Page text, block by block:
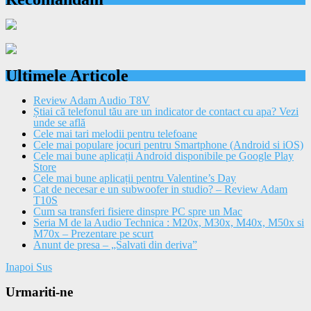
Ultimele Articole
Review Adam Audio T8V
Știai că telefonul tău are un indicator de contact cu apa? Vezi
unde se află
Cele mai tari melodii pentru telefoane
Cele mai populare jocuri pentru Smartphone (Android si iOS)
Cele mai bune aplicații Android disponibile pe Google Play
Store
Cele mai bune aplicații pentru Valentine’s Day
Cat de necesar e un subwoofer in studio? – Review Adam
T10S
Cum sa transferi fisiere dinspre PC spre un Mac
Seria M de la Audio Technica : M20x, M30x, M40x, M50x si
M70x – Prezentare pe scurt
Anunt de presa – „Salvati din deriva”
Inapoi Sus
Urmariti-ne